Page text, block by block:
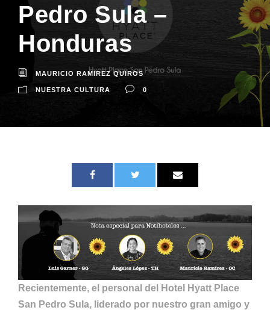
Pedro Sula –
Honduras
MAURICIO RAMIREZ QUIROS
NUESTRA CULTURA 0
Recientemente, el personal del Hotel Hyatt Place
San Pedro Sula, liderado por nuestro gran amigo y